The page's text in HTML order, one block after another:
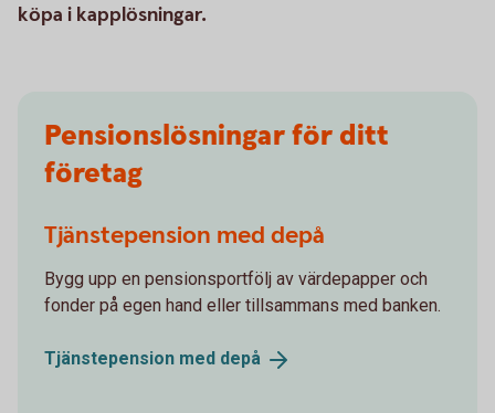
köpa i kapplösningar.
Pensionslösningar för ditt
företag
Tjänstepension med depå
Bygg upp en pensionsportfölj av värdepapper och
fonder på egen hand eller tillsammans med banken.
Tjänstepension med depå